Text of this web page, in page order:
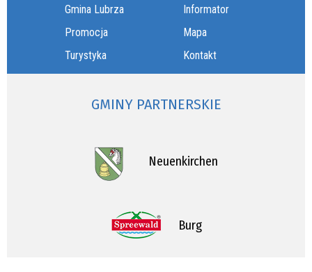
Gmina Lubrza
Promocja
Turystyka
Informator
Mapa
Kontakt
GMINY PARTNERSKIE
Neuenkirchen
Burg